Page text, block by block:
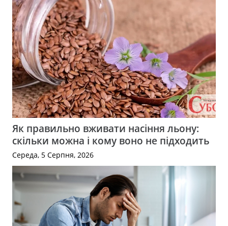
Як правильно вживати насіння льону:
скільки можна і кому воно не підходить
Середа, 5 Серпня, 2026